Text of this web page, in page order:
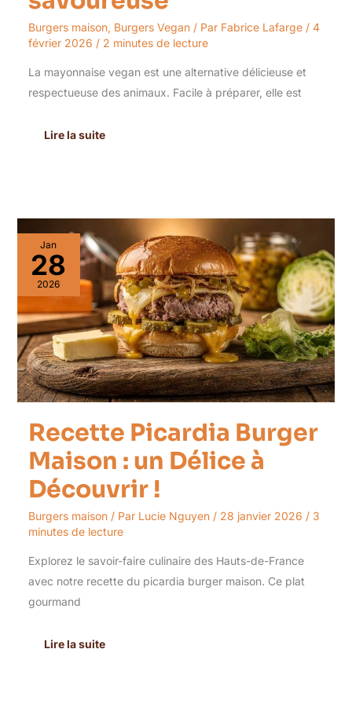
Burgers maison, Burgers Vegan/ Par Fabrice Lafarge / 4
février 2026 / 2 minutes de lecture
La mayonnaise vegan est une alternative délicieuse et
respectueuse des animaux. Facile à préparer, elle est
Lire la suite
Jan
28
2026
Recette Picardia Burger
Maison : un Délice à
Découvrir !
Burgers maison/ Par Lucie Nguyen / 28 janvier 2026 / 3
minutes de lecture
Explorez le savoir-faire culinaire des Hauts-de-France
avec notre recette du picardia burger maison. Ce plat
gourmand
Recette
Picardia
Burger
Maison
:
un
Délice
à
Découvrir
!
Lire la suite